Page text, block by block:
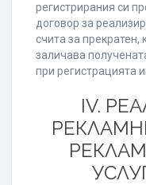
регистрирания си
договор за
счита за прекратен,
заличава
при регистрацията
IV.